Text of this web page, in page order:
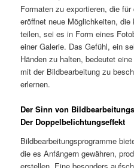
Formaten zu exportieren, die
eröffnet neue Möglichkeiten,
teilen, sei es in Form eines
einer Galerie. Das Gefühl, ein
Händen zu halten, bedeutet
mit der Bildbearbeitung zu
erlernen.
Der Sinn von
Der Doppelbelichtungseffekt
Bildbearbeitungsprogramme
die es Anfängern gewähren,
erstellen. Eine besonders